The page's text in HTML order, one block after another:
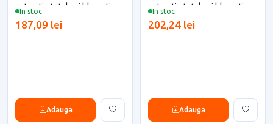
In stoc
extractie totala si blumotion
eficiente
187,09 lei
Adauga
In stoc
extractie totala si blumotion
eficiente
202,24 lei
Adauga